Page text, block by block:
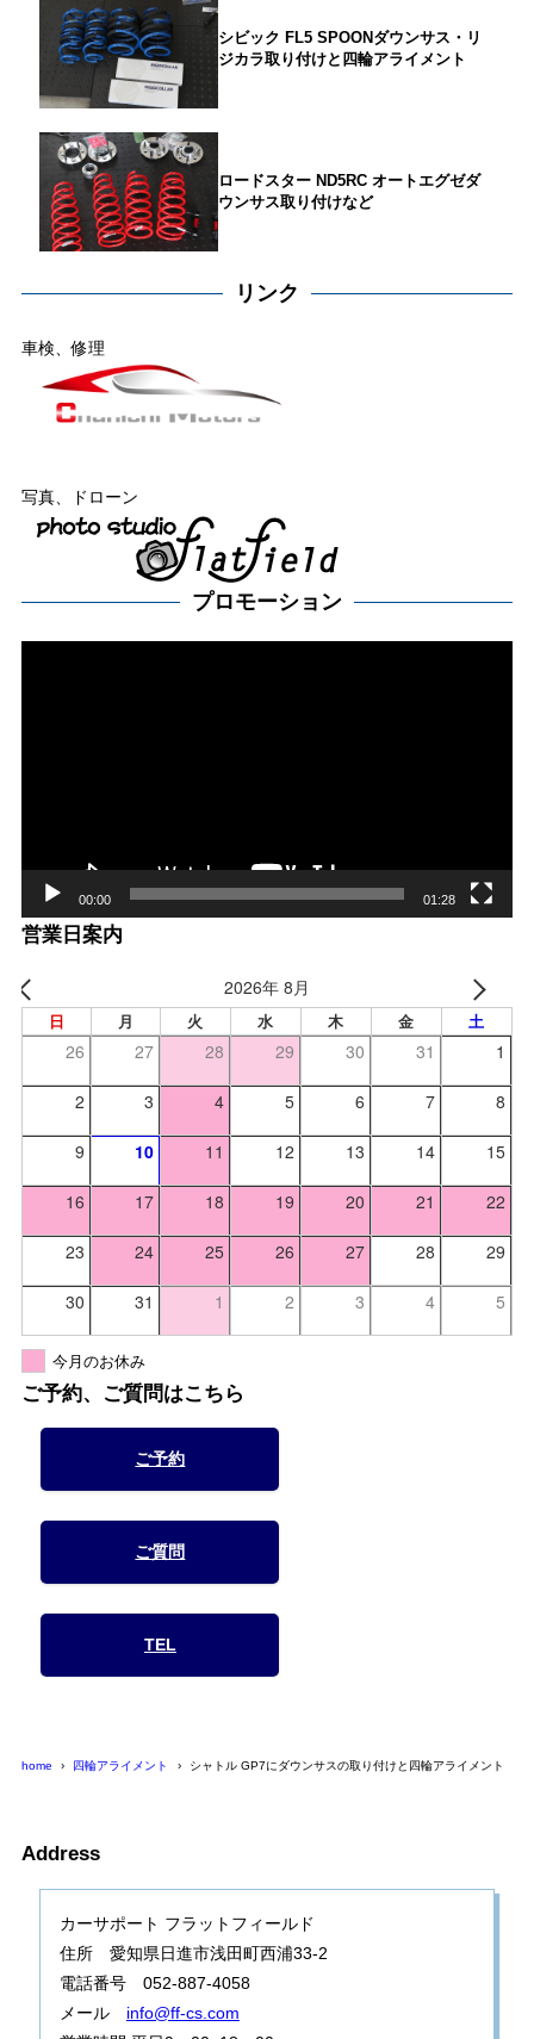
シビック FL5 SPOONダウンサス・リ
ジカラ取り付けと四輪アライメント
ロードスター ND5RC オートエグゼダ
ウンサス取り付けなど
リンク
車検、修理
写真、ドローン
プロモーション
00:00 01:28
営業日案内
2026年 8月
日 月 火 水 木 金 土
26 27 28 29 30 31 1
2 3 4 5 6 7 8
9 10 11 12 13 14 15
16 17 18 19 20 21 22
23 24 25 26 27 28 29
30 31 1 2 3 4 5
今月のお休み
ご予約、ご質問はこちら
ご予約
ご質問
TEL
home 四輪アライメント シャトル GP7にダウンサスの取り付けと四輪アライメント
Address
カーサポート フラットフィールド
住所 愛知県日進市浅田町西浦33-2
電話番号 052-887-4058
メール info@ff-cs.com